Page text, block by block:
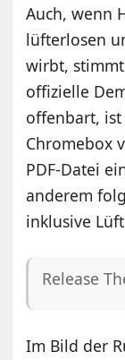
Auch, wenn
lüfterlosen
wirbt,
offizielle
offenbart,
Chromebox
PDF-Datei
anderem
inklusive
Release
Im Bild der